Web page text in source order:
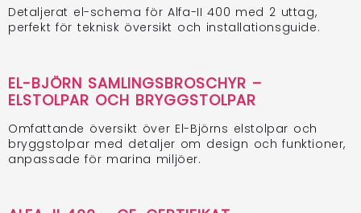
Detaljerat el-schema för Alfa-II 400 med 2 uttag,
perfekt för teknisk översikt och installationsguide.
EL-BJÖRN SAMLINGSBROSCHYR –
ELSTOLPAR OCH BRYGGSTOLPAR
Omfattande översikt över El-Björns elstolpar och
bryggstolpar med detaljer om design och funktioner,
anpassade för marina miljöer.